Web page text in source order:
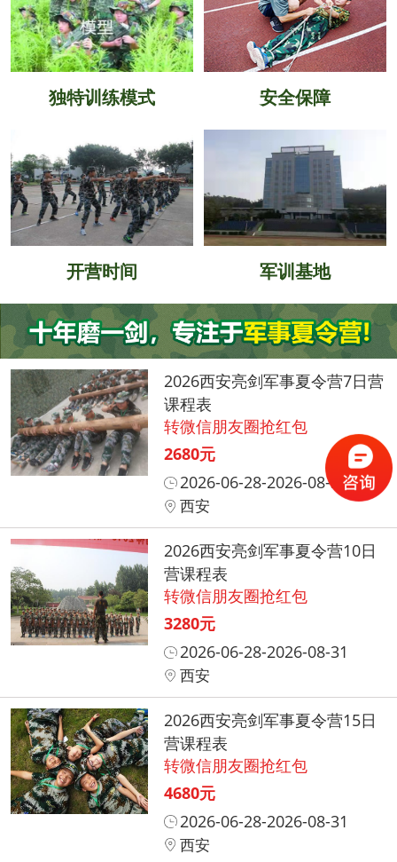
独特训练模式 安全保障
开营时间 军训基地
2026西安亮剑军事夏令营7日营
课程表
转微信朋友圈抢红包
2680元
2026-06-28-2026-08-31
西安
2026西安亮剑军事夏令营10日
营课程表
转微信朋友圈抢红包
3280元
2026-06-28-2026-08-31
西安
2026西安亮剑军事夏令营15日
营课程表
转微信朋友圈抢红包
4680元
2026-06-28-2026-08-31
西安